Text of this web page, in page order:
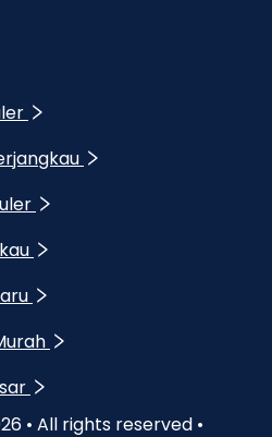
• All rights reserved •